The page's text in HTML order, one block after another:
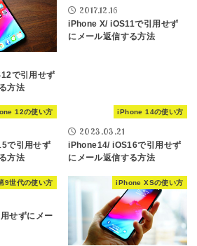
で引用せず
方法
2017.12.16
iPhone X/ iOS11で引用せず
にメール返信する方法
12の使い方
で引用せず
方法
iPhone 14の使い方
2023.03.21
iPhone14/ iOS16で引用せず
にメール返信する方法
9世代の使い方
せずにメー
iPhone XSの使い方